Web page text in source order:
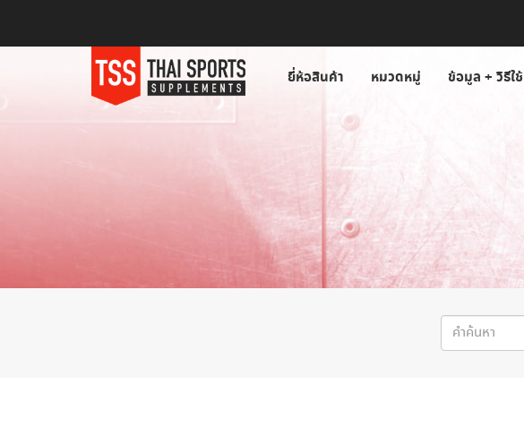
ยี่ห้อสินค้า หมวดหมู่ ข้อมูล + วิธีใช้